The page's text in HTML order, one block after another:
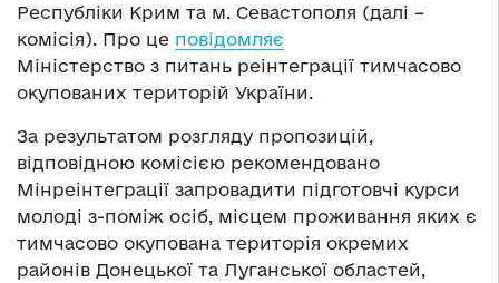
Республіки Крим та м. Севастополя (далі –
комісія). Про це повідомляє
Міністерство з питань реінтеграції тимчасово
окупованих територій України.
За результатом розгляду пропозицій,
відповідною комісією рекомендовано
Мінреінтеграції запровадити підготовчі курси
молоді з-поміж осіб, місцем проживання яких є
тимчасово окупована територія окремих
районів Донецької та Луганської областей,